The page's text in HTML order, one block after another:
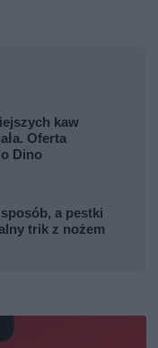
kaw
Oferta
Dino
a pestki
trik z nożem